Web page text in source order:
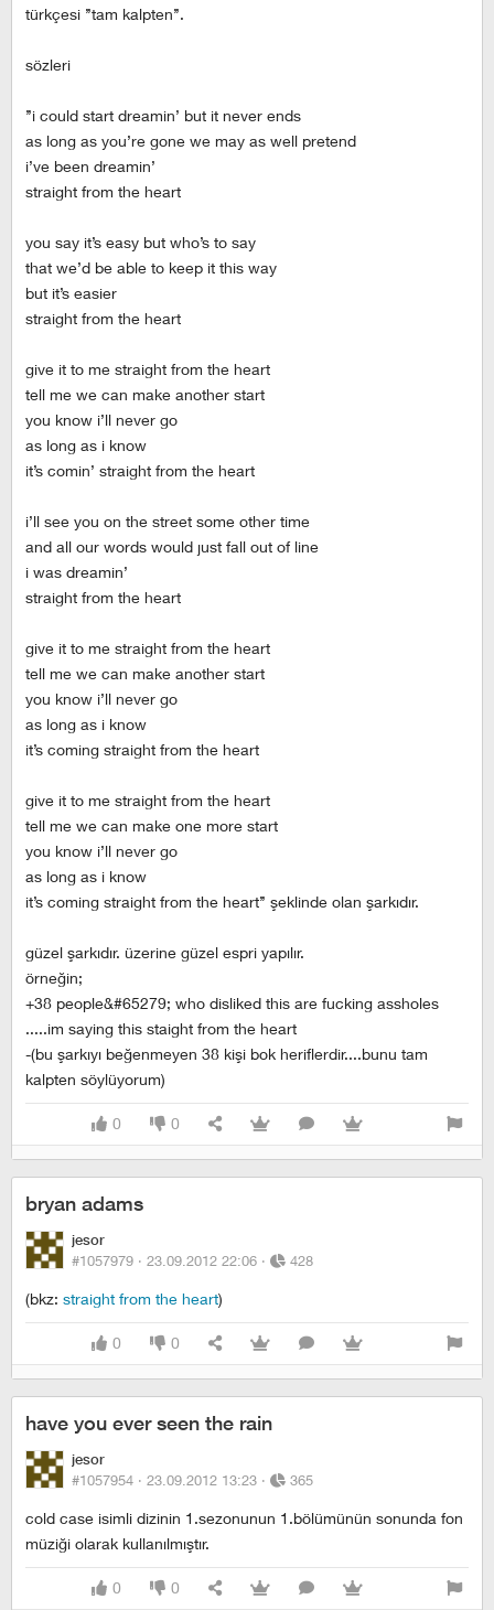
türkçesi ’’tam kalpten’’.
sözleri
’’i could start dreamin’ but it never ends
as long as you’re gone we may as well pretend
i’ve been dreamin’
straight from the heart
you say it’s easy but who’s to say
that we’d be able to keep it this way
but it’s easier
straight from the heart
give it to me straight from the heart
tell me we can make another start
you know i’ll never go
as long as i know
it’s comin’ straight from the heart
i’ll see you on the street some other time
and all our words would just fall out of line
i was dreamin’
straight from the heart
give it to me straight from the heart
tell me we can make another start
you know i’ll never go
as long as i know
it’s coming straight from the heart
give it to me straight from the heart
tell me we can make one more start
you know i’ll never go
as long as i know
it’s coming straight from the heart’’ şeklinde olan şarkıdır.
güzel şarkıdır. üzerine güzel espri yapılır.
örneğin;
+38 people&#65279; who disliked this are fucking assholes
.....im saying this staight from the heart
-(bu şarkıyı beğenmeyen 38 kişi bok heriflerdir....bunu tam
kalpten söylüyorum)
0 0
bryan adams
jesor
#1057979 · 23.09.2012 22:06 · 428
(bkz: straight from the heart)
0 0
have you ever seen the rain
jesor
#1057954 · 23.09.2012 13:23 · 365
cold case isimli dizinin 1.sezonunun 1.bölümünün sonunda fon
müziği olarak kullanılmıştır.
0 0